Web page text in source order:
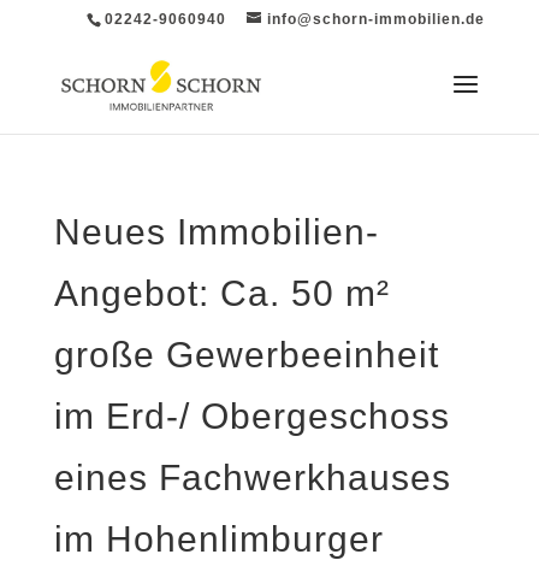
02242-9060940 info@schorn-immobilien.de
Neues Immobilien-
Angebot: Ca. 50 m²
große Gewerbeeinheit
im Erd-/ Obergeschoss
eines Fachwerkhauses
im Hohenlimburger